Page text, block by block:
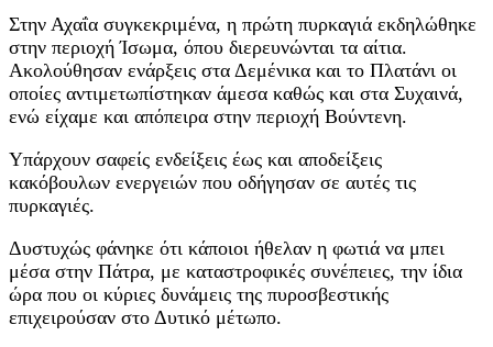
Στην Αχαΐα συγκεκριμένα, η πρώτη πυρκαγιά εκδηλώθηκε
στην περιοχή Ίσωμα, όπου διερευνώνται τα αίτια.
Ακολούθησαν ενάρξεις στα Δεμένικα και το Πλατάνι οι
οποίες αντιμετωπίστηκαν άμεσα καθώς και στα Συχαινά,
ενώ είχαμε και απόπειρα στην περιοχή Βούντενη.
Υπάρχουν σαφείς ενδείξεις έως και αποδείξεις
κακόβουλων ενεργειών που οδήγησαν σε αυτές τις
πυρκαγιές.
Δυστυχώς φάνηκε ότι κάποιοι ήθελαν η φωτιά να μπει
μέσα στην Πάτρα, με καταστροφικές συνέπειες, την ίδια
ώρα που οι κύριες δυνάμεις της πυροσβεστικής
επιχειρούσαν στο Δυτικό μέτωπο.